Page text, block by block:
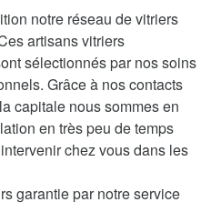
notre réseau de vitriers
artisans vitriers
sélectionnés par nos soins
Grâce à nos contacts
capitale nous sommes en
en très peu de temps
chez vous dans les
garantie par notre service